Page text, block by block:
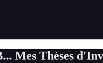
Mes Thèses